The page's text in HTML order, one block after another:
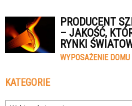
PRODUCENT
– JAKOŚĆ,
RYNKI
WYPOSAŻENIE DOMU
KATEGORIE
Kategorie